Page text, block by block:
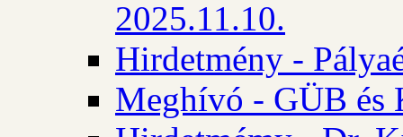
2025.11.10.
Hirdetmény -
Meghívó - GÜB és